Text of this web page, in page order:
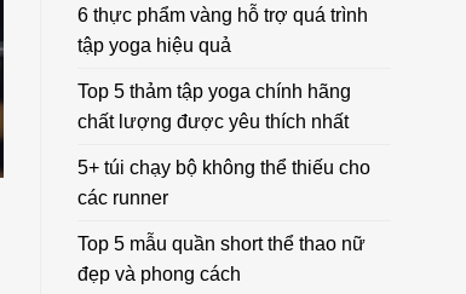
6 thực phẩm vàng hỗ trợ quá trình
tập yoga hiệu quả
Top 5 thảm tập yoga chính hãng
chất lượng được yêu thích nhất
5+ túi chạy bộ không thể thiếu cho
các runner
Top 5 mẫu quần short thể thao nữ
đẹp và phong cách